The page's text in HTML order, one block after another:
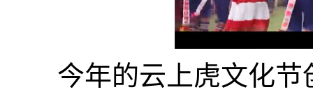
今年的云上虎文化